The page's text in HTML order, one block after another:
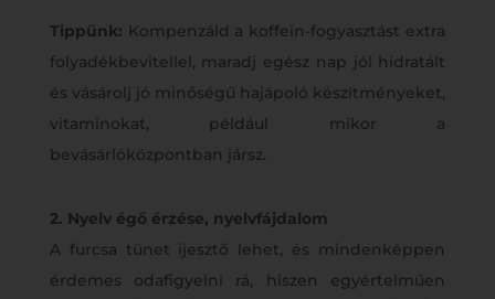
Tippünk: Kompenzáld a koffein-fogyasztást extra
folyadékbevitellel, maradj egész nap jól hidratált
és vásárolj jó minőségű hajápoló készítményeket,
vitaminokat, például mikor a
bevásárlóközpontban jársz.
2. Nyelv égő érzése, nyelvfájdalom
A furcsa tünet ijesztő lehet, és mindenképpen
érdemes odafigyelni rá, hiszen egyértelműen